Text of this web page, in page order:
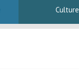
Culture